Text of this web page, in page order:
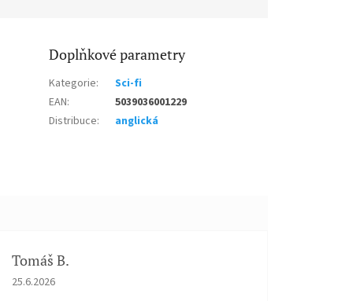
Doplňkové parametry
Kategorie:
Sci-fi
EAN:
5039036001229
Distribuce: anglická
Tomáš B.
Hodnocení obchodu je 5 z 5 hvězdiček.
25.6.2026